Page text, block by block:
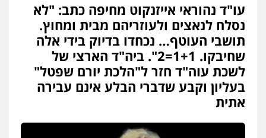
עו"ד נהוראי אייזנקוט מחיפה כתב: "לא
נסלח לנאצים ולעוזריהם מבית ומחוץ.
תושבי העוטף… נכחדו בדיוק בידי אלה
שחיבקו. 1+1=2". ביה"ד הארצי של
לשכת עוה"ד חזר ל"הלכת יורם שפטל"
בעליון וקבע שדברי הבלע אינם עבירה
אתית